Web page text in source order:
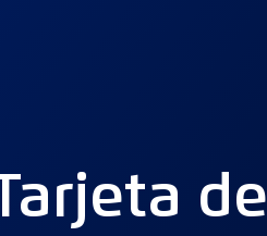
de